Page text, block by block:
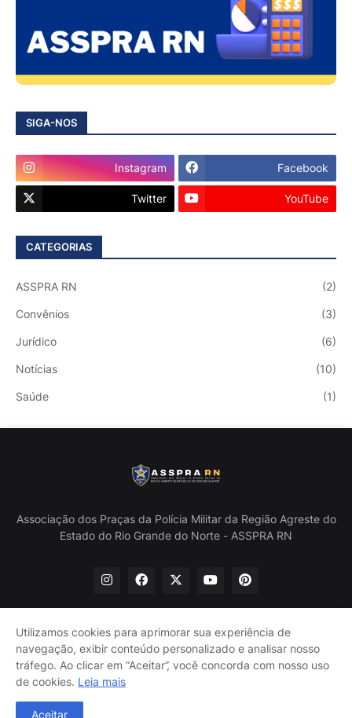
SIGA-NOS
Instagram Facebook
Twitter YouTube
CATEGORIAS
ASSPRA RN (2)
Convênios (3)
Jurídico (6)
Notícias (10)
Saúde (1)
Associação dos Praças da Polícia Militar da Região Agreste do
Estado do Rio Grande do Norte - ASSPRA RN
@ASSPRA RN Todos os direitos reservados. Design por
Início Quem Somos
Política de Privacidade
Contate-nos
Utilizamos cookies para aprimorar sua experiência de
navegação, exibir conteúdo personalizado e analisar nosso
tráfego. Ao clicar em “Aceitar”, você concorda com nosso uso
de cookies. Leia mais
Aceitar